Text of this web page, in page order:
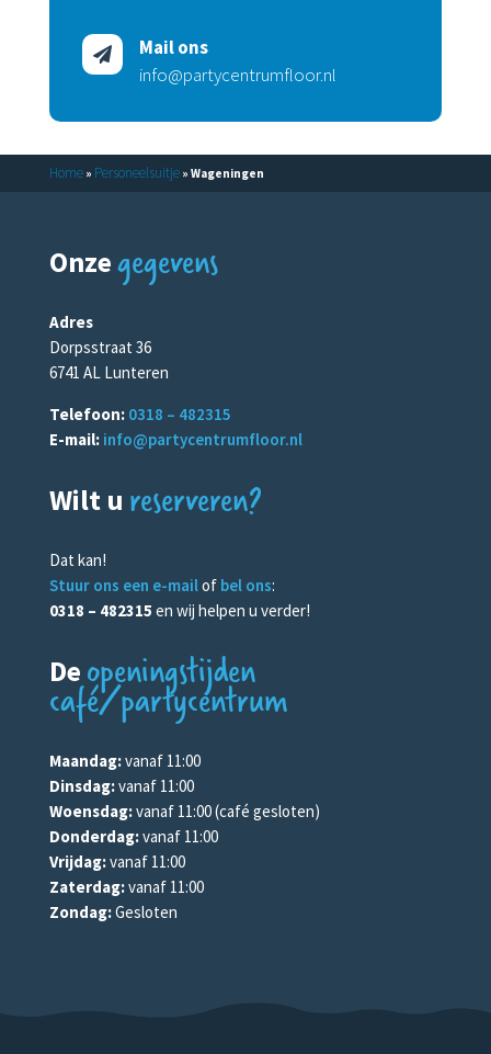

Mail ons
info@partycentrumfloor.nl
Home» Personeelsuitje» Wageningen
Onzegegevens
Adres
Dorpsstraat 36
6741 AL Lunteren
Telefoon: 0318 – 482315
E-mail: info@partycentrumfloor.nl
Wilt u reserveren?
Dat kan!
Stuur ons een e-mailof bel ons:
0318 – 482315 en wij helpen u verder!
De openingstijden
café/partycentrum
Maandag:vanaf 11:00
Dinsdag:vanaf 11:00
Woensdag:vanaf 11:00 (café gesloten)
Donderdag:vanaf 11:00
Vrijdag:vanaf 11:00
Zaterdag:vanaf 11:00
Zondag:Gesloten